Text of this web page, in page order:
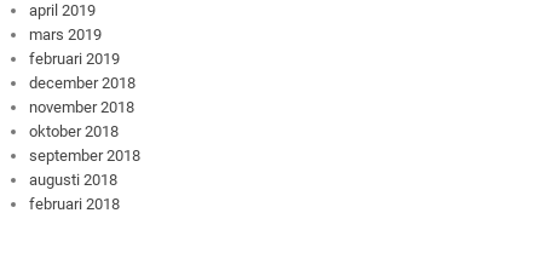
april 2019
mars 2019
februari 2019
december 2018
november 2018
oktober 2018
september 2018
augusti 2018
februari 2018